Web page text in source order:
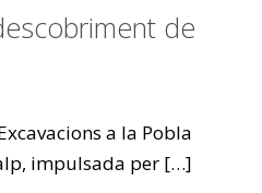
de
a la Pobla
impulsada per […]